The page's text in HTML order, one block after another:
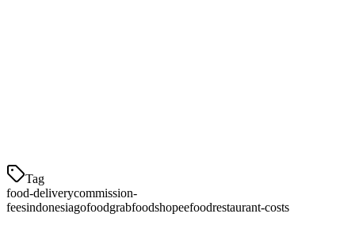
Tag
food-deliverycommission-
feesindonesiagofoodgrabfoodshopeefoodrestaurant-costs